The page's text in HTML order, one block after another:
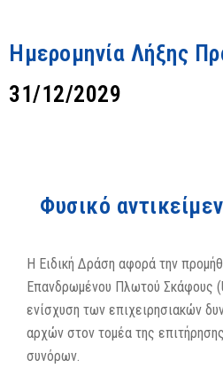
Ημερομηνία Λήξης
31/12/2029
Φυσικό
Η Ειδική Δράση αφορά την
Επανδρωμένου Πλωτού Σκάφους
ενίσχυση των επιχειρησιακών
αρχών στον τομέα της
συνόρων.